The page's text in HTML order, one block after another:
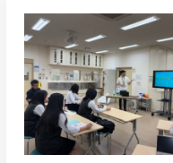
社会連携
受験生向け
地域・一般向け